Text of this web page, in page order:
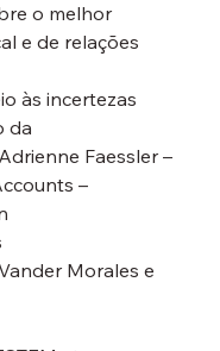
o melhor
e de relações
às incertezas
da
Faessler –
–
Morales e